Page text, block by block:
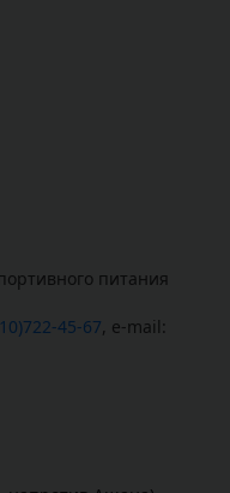
питания
45-67, e-mail: